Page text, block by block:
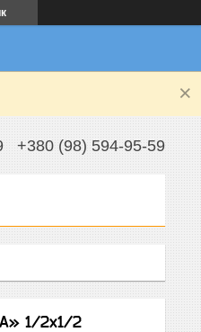
+380 (98) 594-95-59
1/2х1/2